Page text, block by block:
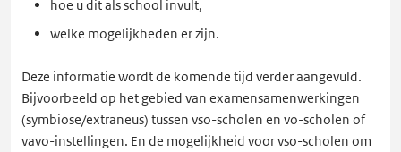
hoe u dit als school invult,
welke mogelijkheden er zijn.
Deze informatie wordt de komende tijd verder aangevuld.
Bijvoorbeeld op het gebied van examensamenwerkingen
(symbiose/extraneus) tussen vso-scholen en vo-scholen of
vavo-instellingen. En de mogelijkheid voor vso-scholen om